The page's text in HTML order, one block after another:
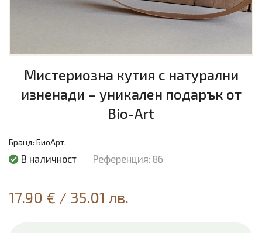
Мистериозна кутия с натурални
изненади – уникален подарък от
Bio-Art
Бранд: БиоАрт.
В наличност Референция: 86
17.90 € / 35.01 лв.